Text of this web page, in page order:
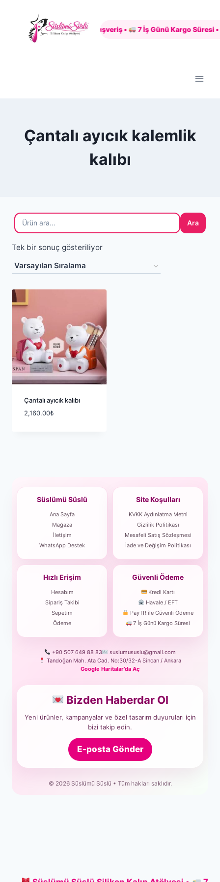
content
Güvenli Alışveriş • 7 İş Günü Kargo Süresi •
Çantalı ayıcık kalemlik
kalıbı
Ara
Tek bir sonuç gösteriliyor
Çantalı ayıcık kalıbı
2,160.00₺
Süslümü Süslü
Ana Sayfa
Mağaza
İletişim
WhatsApp Destek
Site Koşulları
KVKK Aydınlatma Metni
Gizlilik Politikası
Mesafeli Satış Sözleşmesi
İade ve Değişim Politikası
Hızlı Erişim
Hesabım
Sipariş Takibi
Sepetim
Ödeme
Güvenli Ödeme
Kredi Kartı
Havale / EFT
PayTR ile Güvenli Ödeme
7 İş Günü Kargo Süresi
+90 507 649 88 83
suslumususlu@gmail.com
Tandoğan Mah. Ata Cad. No:30/32-A Sincan / Ankara
Google Haritalar’da Aç
Bizden Haberdar Ol
Yeni ürünler, kampanyalar ve özel tasarım duyuruları için
bizi takip edin.
E-posta Gönder
© 2026 Süslümü Süslü • Tüm hakları saklıdır.